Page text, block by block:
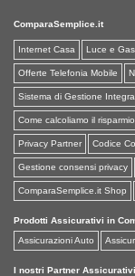
ComparaSemplice.it
Internet Casa Luce e Gas
Offerte Telefonia Mobile
Sistema di Gestione
Come calcoliamo il risparmio
Privacy Partner Codice
Gestione consensi privacy
ComparaSemplice.it Shop
Prodotti Assicurativi in
Assicurazioni Auto
I nostri Partner Assicurativi